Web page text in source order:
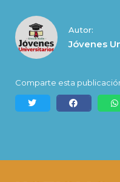
Autor:
Jóvenes
Comparte esta